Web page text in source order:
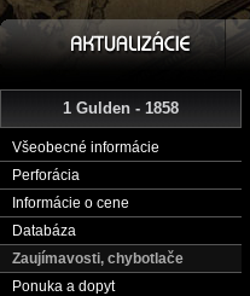
1 Gulden - 1858
Všeobecné informácie
Perforácia
Informácie o cene
Databáza
Zaujímavosti, chybotlače
Ponuka a dopyt